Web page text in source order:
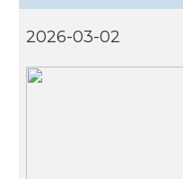
2026-03-02